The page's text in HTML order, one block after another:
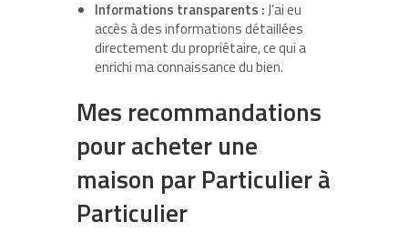
Informations transparents :J’ai eu
accès à des informations détaillées
directement du propriétaire, ce qui a
enrichi ma connaissance du bien.
Mes recommandations
pour acheter une
maison par Particulier à
Particulier